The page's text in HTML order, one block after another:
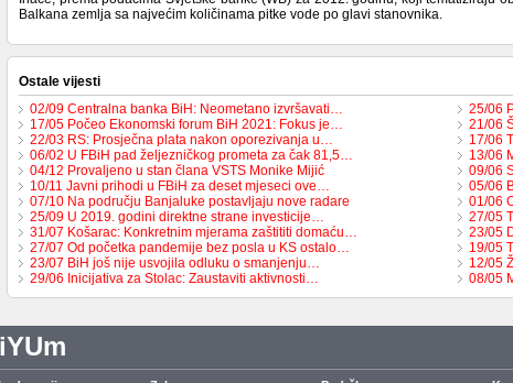
Balkana zemlja sa najvećim količinama pitke vode po glavi stanovnika.
Ostale vijesti
02/09 Centralna banka BiH: Neometano izvršavati…
17/05 Počeo Ekonomski forum BiH 2021: Fokus je…
22/03 RS: Prosječna plata nakon oporezivanja u…
06/02 U FBiH pad željezničkog prometa za čak 81,5…
04/12 Provaljeno u stan člana VSTS Monike Mijić
10/11 Javni prihodi u FBiH za deset mjeseci ove…
07/10 Na području Banjaluke postavljaju nove radare
25/09 U 2019. godini direktne strane investicije…
31/07 Košarac: Konkretnim mjerama zaštititi domaću…
27/07 Od početka pandemije bez posla u KS ostalo…
23/07 BiH još nije usvojila odluku o smanjenju…
29/06 Inicijativa za Stolac: Zaustaviti aktivnosti…
25/06
21/06
17/06
13/06
09/06
05/06
01/06
27/05
23/05
19/05
12/05
08/05